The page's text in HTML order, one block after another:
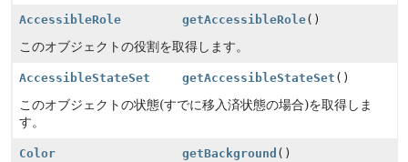
AccessibleRole getAccessibleRole()
このオブジェクトの役割を取得します。
AccessibleStateSet getAccessibleStateSet ()
このオブジェクトの状態(すでに移入済状態の場合)を取得しま
す。
Color getBackground ()